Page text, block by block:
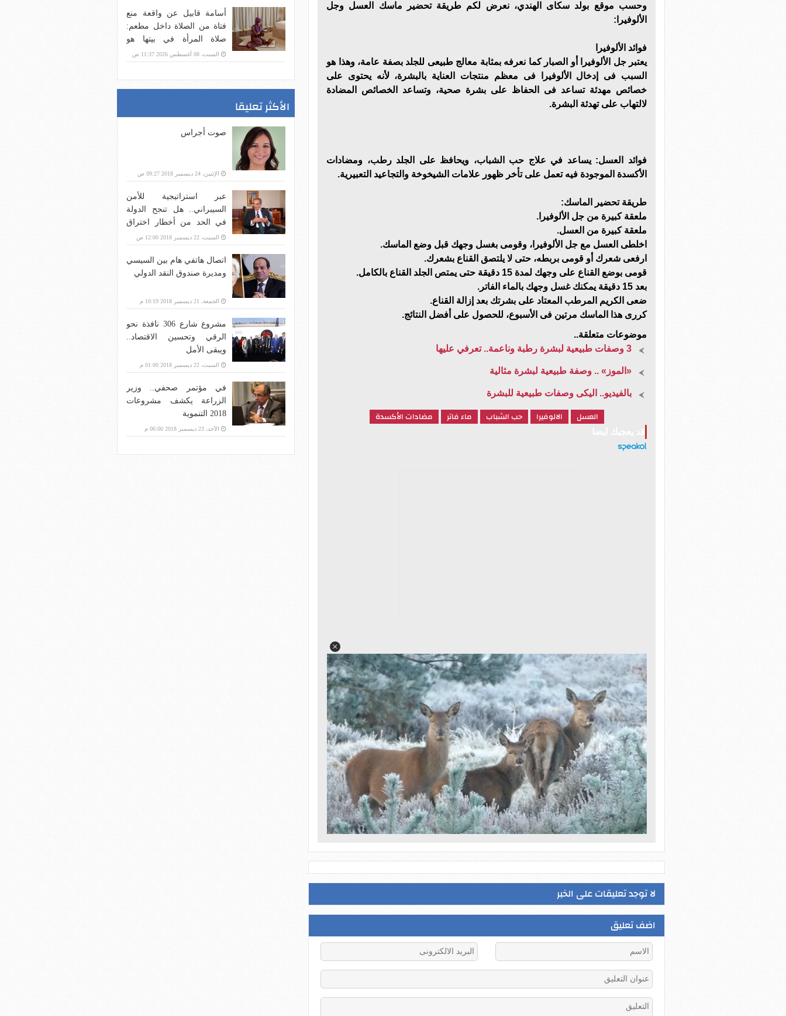
وحسب موقع بولد سكاى الهندي، نعرض لكم طريقة تحضير ماسك العسل وجل
الألوفيرا:
فوائد الألوفيرا
يعتبر جل الألوفيرا أو الصبار كما نعرفه بمثابة معالج طبيعى للجلد بصفة عامة، وهذا هو
السبب فى إدخال الألوفيرا فى معظم منتجات العناية بالبشرة، لأنه يحتوى على
خصائص مهدئة تساعد فى الحفاظ على بشرة صحية، وتساعد الخصائص المضادة
لالتهاب على تهدئة البشرة.
فوائد العسل: يساعد في علاج حب الشباب، ويحافظ على الجلد رطب، ومضادات
الأكسدة الموجودة فيه تعمل على تأخر ظهور علامات الشيخوخة والتجاعيد التعبيرية.
طريقة تحضير الماسك:
ملعقة كبيرة من جل الألوفيرا.
ملعقة كبيرة من العسل.
اخلطى العسل مع جل الألوفيرا، وقومى بغسل وجهك قبل وضع الماسك.
ارفعى شعرك أو قومى بربطه، حتى لا يلتصق القناع بشعرك.
قومى بوضع القناع على وجهك لمدة 15 دقيقة حتى يمتص الجلد القناع بالكامل.
بعد 15 دقيقة يمكنك غسل وجهك بالماء الفاتر.
ضعى الكريم المرطب المعتاد على بشرتك بعد إزالة القناع.
كررى هذا الماسك مرتين فى الأسبوع، للحصول على أفضل النتائج.
موضوعات متعلقة..
3 وصفات طبيعية لبشرة رطبة وناعمة.. تعرفي عليها
«الموز» .. وصفة طبيعية لبشرة مثالية
بالفيديو.. اليكى وصفات طبيعية للبشرة
العسل الالوفيرا حب الشباب ماء فاتر مضادات الأكسدة
لا توجد تعليقات على الخبر
اضف تعليق
أسامة قابيل عن واقعة منع
فتاة من الصلاة داخل مطعم:
صلاة المرأة في بيتها هو
الأصل
السبت، 08 أغسطس 2026 11:37 ص
الأكثر تعليقا
صوت أجراس
الإثنين، 24 ديسمبر 2018 09:27 ص
عبر استراتيجية للأمن
السيبراني.. هل تنجح الدولة
في الحد من أخطار اختراق
بنية الاتصالات؟
السبت، 22 ديسمبر 2018 12:00 ص
اتصال هاتفي هام بين السيسي
ومديرة صندوق النقد الدولي
الجمعة، 21 ديسمبر 2018 10:19 م
مشروع شارع 306 نافذة نحو
الرقي وتحسين الاقتصاد..
ويبقى الأمل
السبت، 22 ديسمبر 2018 01:00 م
في مؤتمر صحفي.. وزير
الزراعة يكشف مشروعات
2018 التنموية
الأحد، 23 ديسمبر 2018 06:00 م